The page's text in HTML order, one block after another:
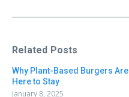
Related Posts
Why Plant-Based Burgers Are
Here to Stay
January 8, 2025